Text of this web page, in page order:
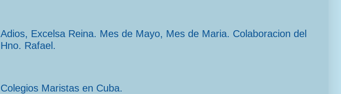
Adios, Excelsa Reina. Mes de Mayo, Mes de Maria. Colaboracion del
Hno. Rafael.
Colegios Maristas en Cuba.